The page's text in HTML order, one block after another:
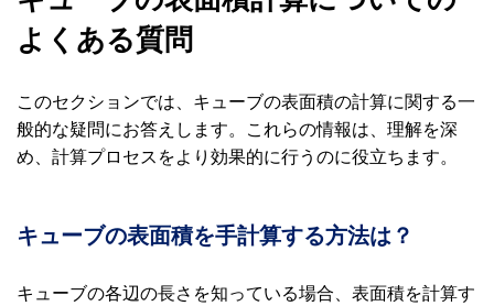
よくある質問
このセクションでは、キューブの表面積の計算に関する一
般的な疑問にお答えします。これらの情報は、理解を深
め、計算プロセスをより効果的に行うのに役立ちます。
キューブの表面積を手計算する方法は？
キューブの各辺の長さを知っている場合、表面積を計算す